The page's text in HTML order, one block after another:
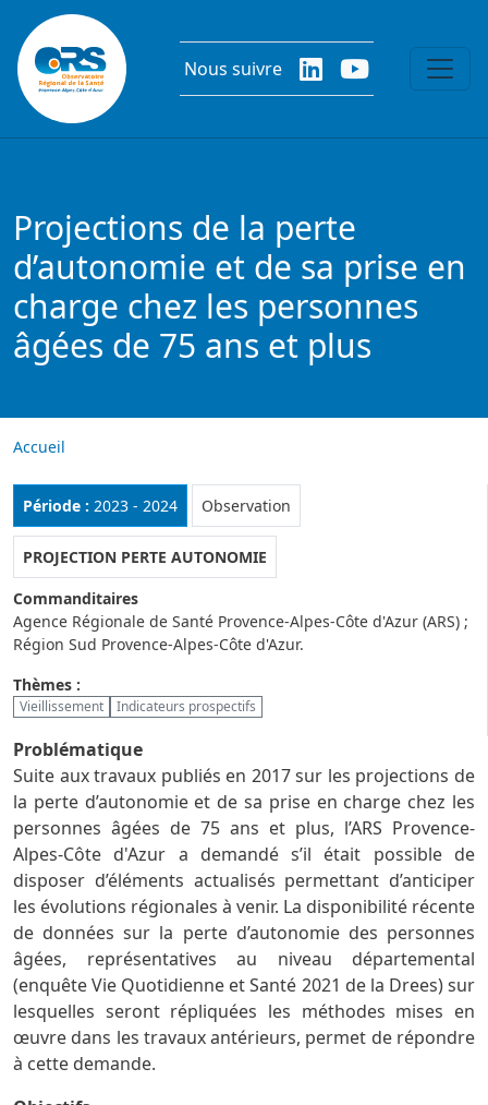
Aller au contenu principal
Nous suivre
Projections de la perte
d’autonomie et de sa prise en
charge chez les personnes
âgées de 75 ans et plus
Accueil
Période : 2023 - 2024 Rubrique :
Observation
PROJECTION PERTE AUTONOMIE
Commanditaires
Agence Régionale de Santé Provence-Alpes-Côte d'Azur (ARS) ;
Région Sud Provence-Alpes-Côte d'Azur.
Thèmes :
Vieillissement Indicateurs prospectifs
Problématique
Suite aux travaux publiés en 2017 sur les projections de
la perte d’autonomie et de sa prise en charge chez les
personnes âgées de 75 ans et plus, l’ARS Provence-
Alpes-Côte d'Azur a demandé s’il était possible de
disposer d’éléments actualisés permettant d’anticiper
les évolutions régionales à venir. La disponibilité récente
de données sur la perte d’autonomie des personnes
âgées, représentatives au niveau départemental
(enquête Vie Quotidienne et Santé 2021 de la Drees) sur
lesquelles seront répliquées les méthodes mises en
œuvre dans les travaux antérieurs, permet de répondre
à cette demande.